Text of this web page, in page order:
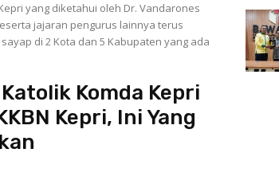
yang diketahui oleh Dr. Vandarones
jajaran pengurus lainnya terus
di 2 Kota dan 5 Kabupaten yang ada
Komda Kepri
Kepri, Ini Yang